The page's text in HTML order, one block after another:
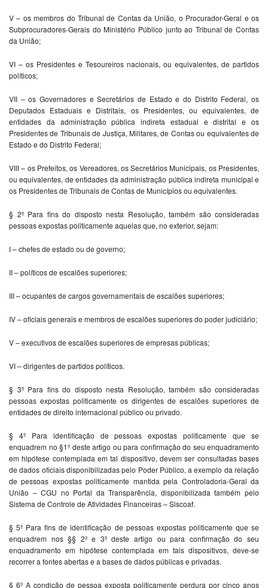
V – os membros do Tribunal de Contas da União, o Procurador-Geral e os
Subprocuradores-Gerais do Ministério Público junto ao Tribunal de Contas
da União;
VI – os Presidentes e Tesoureiros nacionais, ou equivalentes, de partidos
políticos;
VII – os Governadores e Secretários de Estado e do Distrito Federal, os
Deputados Estaduais e Distritais, os Presidentes, ou equivalentes, de
entidades da administração pública indireta estadual e distrital e os
Presidentes de Tribunais de Justiça, Militares, de Contas ou equivalentes de
Estado e do Distrito Federal;
VIII – os Prefeitos, os Vereadores, os Secretários Municipais, os Presidentes,
ou equivalentes, de entidades da administração pública indireta municipal e
os Presidentes de Tribunais de Contas de Municípios ou equivalentes.
§ 2º Para fins do disposto nesta Resolução, também são consideradas
pessoas expostas politicamente aquelas que, no exterior, sejam:
I – chefes de estado ou de governo;
II – políticos de escalões superiores;
III – ocupantes de cargos governamentais de escalões superiores;
IV – oficiais generais e membros de escalões superiores do poder judiciário;
V – executivos de escalões superiores de empresas públicas;
VI – dirigentes de partidos políticos.
§ 3º Para fins do disposto nesta Resolução, também são consideradas
pessoas expostas politicamente os dirigentes de escalões superiores de
entidades de direito internacional público ou privado.
§ 4º Para identificação de pessoas expostas politicamente que se
enquadrem no §1º deste artigo ou para confirmação do seu enquadramento
em hipótese contemplada em tal dispositivo, devem ser consultadas bases
de dados oficiais disponibilizadas pelo Poder Público, a exemplo da relação
de pessoas expostas politicamente mantida pela Controladoria-Geral da
União – CGU no Portal da Transparência, disponibilizada também pelo
Sistema de Controle de Atividades Financeiras – Siscoaf.
§ 5º Para fins de identificação de pessoas expostas politicamente que se
enquadrem nos §§ 2º e 3º deste artigo ou para confirmação do seu
enquadramento em hipótese contemplada em tais dispositivos, deve-se
recorrer a fontes abertas e a bases de dados públicas e privadas.
§ 6º A condição de pessoa exposta politicamente perdura por cinco anos